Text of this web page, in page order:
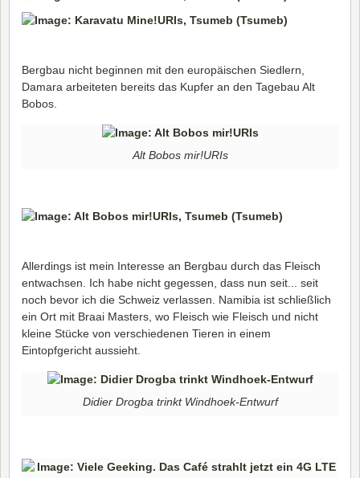
Bergbau nicht beginnen mit den europäischen Siedlern,
Damara arbeiteten bereits das Kupfer an den Tagebau Alt
Bobos.
Alt Bobos mir!URIs
Allerdings ist mein Interesse an Bergbau durch das Fleisch
entwachsen. Ich habe nicht gegessen, dass nun seit... seit
noch bevor ich die Schweiz verlassen. Namibia ist schließlich
ein Ort mit Braai Masters, wo Fleisch wie Fleisch und nicht
kleine Stücke von verschiedenen Tieren in einem
Eintopfgericht aussieht.
Didier Drogba trinkt Windhoek-Entwurf